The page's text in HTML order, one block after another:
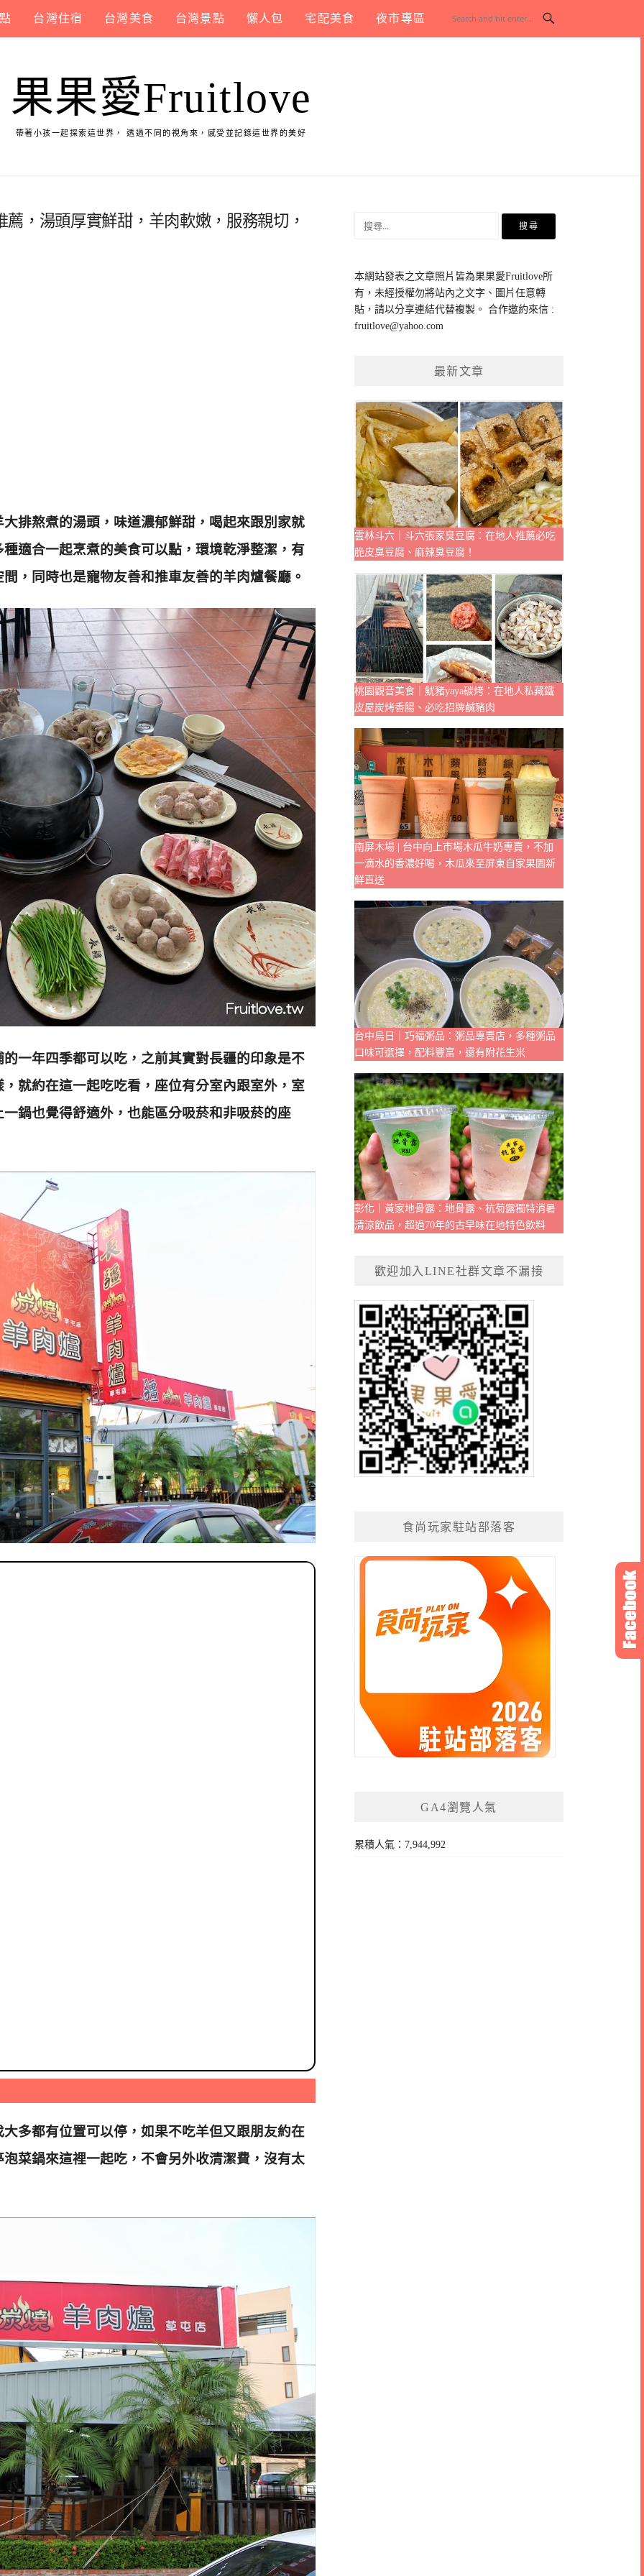
台灣住宿 台灣美食 台灣景點 懶人包 宅配美食 夜市專區
果果愛Fruitlove
帶著小孩一起探索這世界， 透過不同的視角來，感受並記錄這世界的美好
，湯頭厚實鮮甜，羊肉軟嫩，服務親切，
排熬煮的湯頭，味道濃郁鮮甜，喝起來跟別家就
適合一起烹煮的美食可以點，環境乾淨整潔 ，有
，同時也是寵物友善和推車友善的羊肉爐餐廳 。
一年四季都可以吃，之前其實對長疆的印象是不
就約在這一起吃吃看，座位有分室內跟室外，室
鍋也覺得舒適外，也能區分吸菸和非吸菸的座
多都有位置可以停，如果不吃羊但又跟朋友約在
菜鍋來這裡一起吃，不會另外收清潔費，沒有太
鍵
字:
本網站發表之文章照片皆為果果愛Fruitlove所
有，未經授權勿將站內之文字、圖片任意轉
貼，請以分享連結代替複製。 合作邀約來信 :
fruitlove@yahoo.com
最新文章
雲林斗六｜斗六張家臭豆腐：在地人推薦必吃
脆皮臭豆腐、麻辣臭豆腐！
桃園觀音美食｜魷豬yaya碳烤：在地人私藏鐵
皮屋炭烤香腸、必吃招牌鹹豬肉
南屏木場 | 台中向上市場木瓜牛奶專賣，不加
一滴水的香濃好喝，木瓜來至屏東自家果園新
鮮直送
台中烏日｜巧福粥品：粥品專賣店，多種粥品
口味可選擇，配料豐富，還有附花生米
彰化｜黃家地骨露：地骨露、杭菊露獨特消暑
清涼飲品，超過70年的古早味在地特色飲料
歡迎加入LINE社群文章不漏接
食尚玩家駐站部落客
GA4瀏覽人氣
累積人氣：7,944,992